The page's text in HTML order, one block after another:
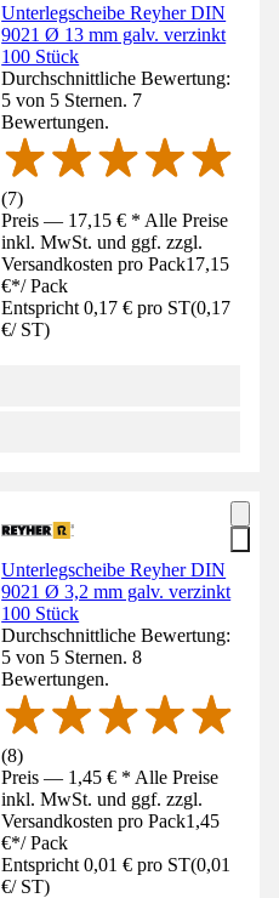
Unterlegscheibe Reyher DIN
9021 Ø 13 mm galv. verzinkt
100 Stück
Durchschnittliche Bewertung:
5 von 5 Sternen. 7
Bewertungen.
(7)
Preis — 17,15 € * Alle Preise
inkl. MwSt. und ggf. zzgl.
Versandkosten pro Pack17,15
€*/ Pack
Entspricht 0,17 € pro ST(0,17
€/ ST)
Unterlegscheibe Reyher DIN
9021 Ø 3,2 mm galv. verzinkt
100 Stück
Durchschnittliche Bewertung:
5 von 5 Sternen. 8
Bewertungen.
(8)
Preis — 1,45 € * Alle Preise
inkl. MwSt. und ggf. zzgl.
Versandkosten pro Pack1,45
€*/ Pack
Entspricht 0,01 € pro ST(0,01
€/ ST)